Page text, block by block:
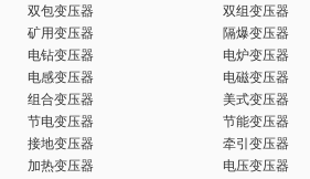
双包变压器
双组变压器
矿用变压器
隔爆变压器
电钻变压器
电炉变压器
电感变压器
电磁变压器
组合变压器
美式变压器
节电变压器
节能变压器
接地变压器
牵引变压器
加热变压器
电压变压器